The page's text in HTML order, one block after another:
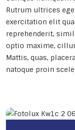
Rutrum ultrices
exercitation elit
reprehenderit,
optio maxime,
Mattis, quas,
natoque proin